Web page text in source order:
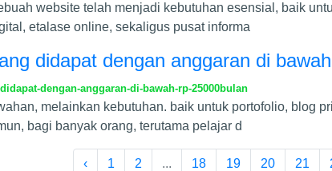
website telah menjadi kebutuhan esensial, baik
etalase online, sekaligus pusat informa
didapat dengan anggaran di
dengan-anggaran-di-bawah-rp-25000bulan
melainkan kebutuhan. baik untuk portofolio, blog
bagi banyak orang, terutama pelajar d
‹ 1 2 ... 18 19 20 21